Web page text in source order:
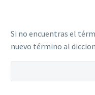
Si no encuentras el
nuevo término al